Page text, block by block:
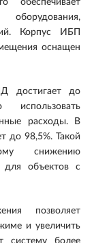
обеспечивает
Корпус ИБП
оснащен
достигает до
расходы. В
до 98,5%. Такой
снижению
для объектов с
позволяет
и увеличить
систему более